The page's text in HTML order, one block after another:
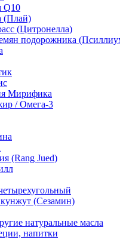
Q10
(Плай)
(Цитронелла)
подорожника
Мирифика
/ Омега-3
(Rang Jued)
(Сезамин)
натуральные масла
напитки